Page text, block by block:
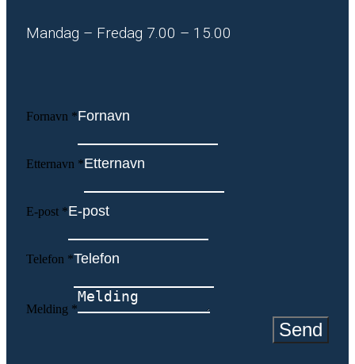
Mandag – Fredag 7.00 – 15.00
Fornavn *
Etternavn *
E-post *
Telefon *
Melding *
Send